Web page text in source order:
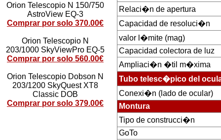
Orion Telescopio N 150/750
AstroView EQ-3
Comprar por solo 370.00€
Orion Telescopio N
203/1000 SkyViewPro EQ-5
Comprar por solo 560.00€
Orion Telescopio Dobson N
203/1200 SkyQuest XT8
Classic DOB
Comprar por solo 379.00€
Relaci�n de apertura
Capacidad de resoluci�n
valor l�mite (mag)
Capacidad colectora de luz
Ampliaci�n �til m�xima
Tubo telesc�pico del
Conexi�n (lado de ocular)
Montura
Tipo de construcci�n
GoTo